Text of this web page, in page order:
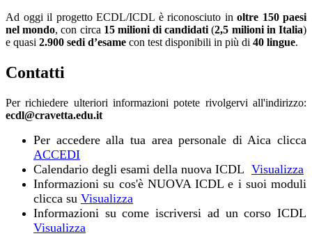
Ad oggi il progetto ECDL/ICDL è riconosciuto in oltre 150 paesi
nel mondo, con circa 15 milioni di candidati (2,5 milioni in Italia)
e quasi 2.900 sedi d’esame con test disponibili in più di 40 lingue.
Contatti
Per richiedere ulteriori informazioni potete rivolgervi all'indirizzo:
ecdl@cravetta.edu.it
Per accedere alla tua area personale di Aica clicca
ACCEDI
Calendario degli esami della nuova ICDL Visualizza
Informazioni su cos'è NUOVA ICDL e i suoi moduli
clicca su Visualizza
Informazioni su come iscriversi ad un corso ICDL
Visualizza